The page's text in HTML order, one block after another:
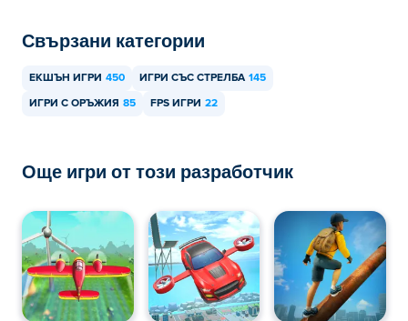
Свързани категории
ЕКШЪН ИГРИ 450 ИГРИ СЪС СТРЕЛБА 145
ИГРИ С ОРЪЖИЯ 85 FPS ИГРИ 22
Още игри от този разработчик